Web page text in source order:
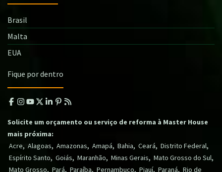
Brasil
Malta
EUA
Fique por dentro
Solicite um orçamento ou serviço de reforma à Master House
mais próxima:
Acre, Alagoas, Amazonas, Amapá, Bahia, Ceará, Distrito Federal,
Espírito Santo, Goiás, Maranhão, Minas Gerais, Mato Grosso do Sul,
Mato Grosso, Pará, Paraíba, Pernambuco, Piauí, Paraná, Rio de